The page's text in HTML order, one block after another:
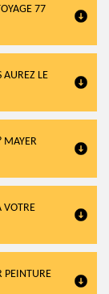
77
AUREZ LE
MAYER
VOTRE
PEINTURE